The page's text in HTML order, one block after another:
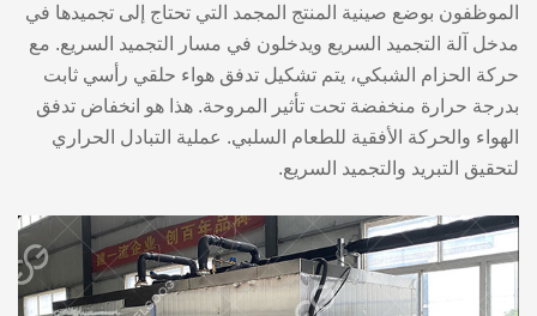
الموظفون بوضع صينية المنتج المجمد التي تحتاج إلى تجميدها في
مدخل آلة التجميد السريع ويدخلون في مسار التجميد السريع. مع
حركة الحزام الشبكي، يتم تشكيل تدفق هواء حلقي رأسي ثابت
بدرجة حرارة منخفضة تحت تأثير المروحة. هذا هو انخفاض تدفق
الهواء والحركة الأفقية للطعام السلبي. عملية التبادل الحراري
لتحقيق التبريد والتجميد السريع.